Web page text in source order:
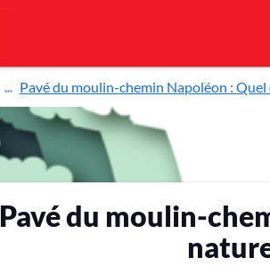
Pavé du moulin-chemin Napoléon : Quel
Pavé du moulin-